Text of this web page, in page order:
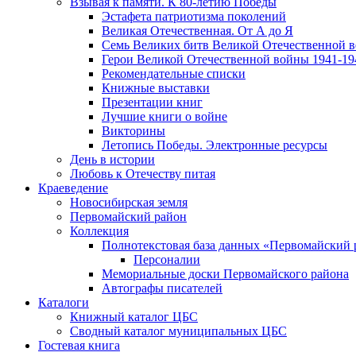
Эcтафета патриотизма поколений
Великая Отечественная. От А до Я
Семь Великих битв Великой Отечественной
Герои Великой Отечественной войны 1941-
Рекомендательные списки
Книжные выставки
Презентации книг
Лучшие книги о войне
Викторины
Летопись Победы. Электронные ресурсы
День в истории
Любовь к Отечеству питая
Краеведение
Новосибирская земля
Первомайский район
Коллекция
Полнотекстовая база данных «Первомайский
Персоналии
Мемориальные доски Первомайского района
Автографы писателей
Каталоги
Книжный каталог ЦБС
Сводный каталог муниципальных ЦБС
Гостевая книга